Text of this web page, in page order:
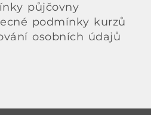
půjčovny
podmínky kurzů
osobních údajů